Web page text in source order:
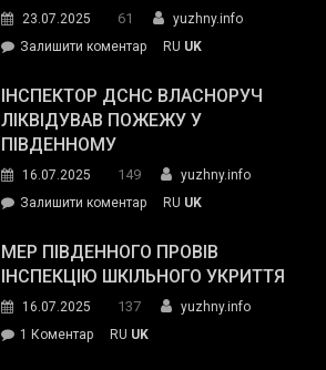
гуманітарну
допомогу
23.07.2025 61
yuzhny.info
Залишити коментарon
провів
нараду
силових
та
органів:
«Наш
спільний
RU UK
ІНСПЕКТОР ДСНС ВЛАСНОРУЧ
ЛІКВІДУВАВ ПОЖЕЖУ У
ПІВДЕННОМУ
16.07.2025 149
yuzhny.info
Залишити коментарon
ДСНС
власноруч
пожежу
у
RU UK
МЕР ПІВДЕННОГО ПРОВІВ
ІНСПЕКЦІЮ ШКІЛЬНОГО УКРИТТЯ
16.07.2025 137
yuzhny.info
1 Коментардо RU UK